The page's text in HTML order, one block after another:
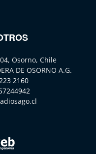
Osorno, Chile
DE OSORNO A.G.
2160